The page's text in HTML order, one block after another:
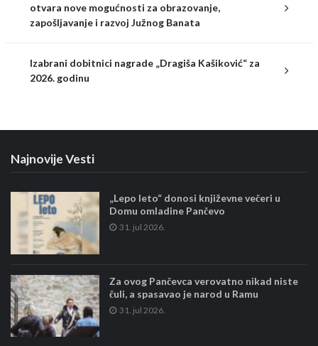
otvara nove mogućnosti za obrazovanje,
zapošljavanje i razvoj Južnog Banata
Izabrani dobitnici nagrade „Dragiša Kašiković“ za
2026. godinu
Najnovije Vesti
„Lepo leto“ donosi književne večeri u
Domu omladine Pančevo
31. jul 2026.
Za ovog Pančevca verovatno nikad niste
čuli, a spasavao je narod u Ramu
31. jul 2026.